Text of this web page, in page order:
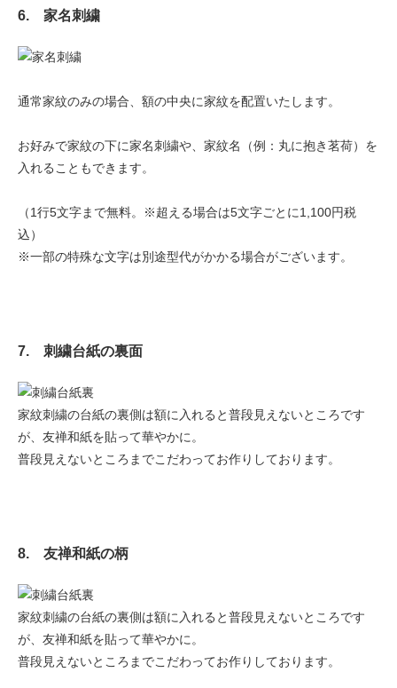
6. 家名刺繍
通常家紋のみの場合、額の中央に家紋を配置いたします。
お好みで家紋の下に家名刺繍や、家紋名（例：丸に抱き茗荷）を
入れることもできます。
（1行5文字まで無料。※超える場合は5文字ごとに1,100円税
込）
※一部の特殊な文字は別途型代がかかる場合がございます。
7. 刺繍台紙の裏面
家紋刺繍の台紙の裏側は額に入れると普段見えないところです
が、友禅和紙を貼って華やかに。
普段見えないところまでこだわってお作りしております。
8. 友禅和紙の柄
家紋刺繍の台紙の裏側は額に入れると普段見えないところです
が、友禅和紙を貼って華やかに。
普段見えないところまでこだわってお作りしております。